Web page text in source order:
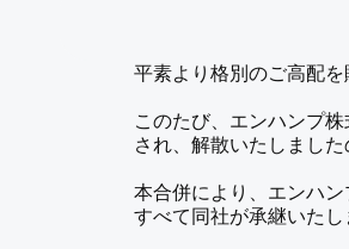
平素より格別のご高配を
このたび、エンハンプ
され、解散いたしました
本合併により、エンハ
すべて同社が承継いたし